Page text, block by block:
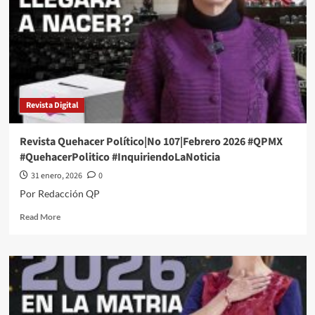
#QuehacerPolitico
#InquiriendoLaNoticia
Revista Digital
Revista Quehacer Político|No 107|Febrero 2026 #QPMX
#QuehacerPolitico #InquiriendoLaNoticia
31 enero, 2026
0
Por Redacción QP
Read MoreRead
Revista
Político|No
107|Febrero
2026